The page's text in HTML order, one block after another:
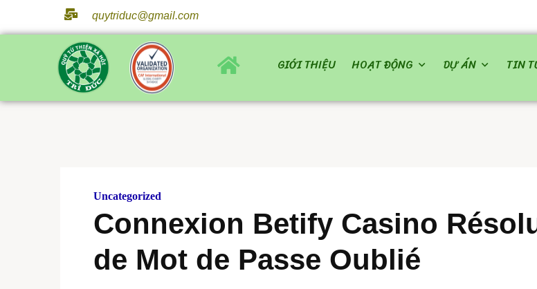
quytriduc@gmail.com
GIỚI THIỆU HOẠT ĐỘNG DỰ ÁN TIN
Uncategorized
Connexion Betify Casino
de Mot de Passe Oublié